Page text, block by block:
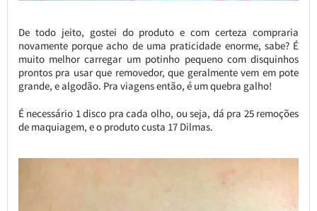
De todo jeito, gostei do produto e com certeza compraria
novamente porque acho de uma praticidade enorme, sabe? É
muito melhor carregar um potinho pequeno com disquinhos
prontos pra usar que removedor, que geralmente vem em pote
grande, e algodão. Pra viagens então, é um quebra galho!
É necessário 1 disco pra cada olho, ou seja, dá pra 25 remoções
de maquiagem, e o produto custa 17 Dilmas.